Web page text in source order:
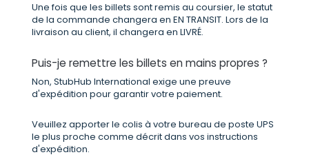
Une fois que les billets sont remis au coursier, le statut
de la commande changera en EN TRANSIT. Lors de la
livraison au client, il changera en LIVRÉ.
Puis-je remettre les billets en mains propres ?
Non, StubHub International exige une preuve
d'expédition pour garantir votre paiement.
Veuillez apporter le colis à votre bureau de poste UPS
le plus proche comme décrit dans vos instructions
d'expédition.